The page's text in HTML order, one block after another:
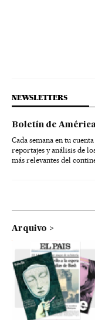
NEWSLETTERS
Boletín de
Cada semana en tu
reportajes y análisis de
más relevantes del
Arquivo